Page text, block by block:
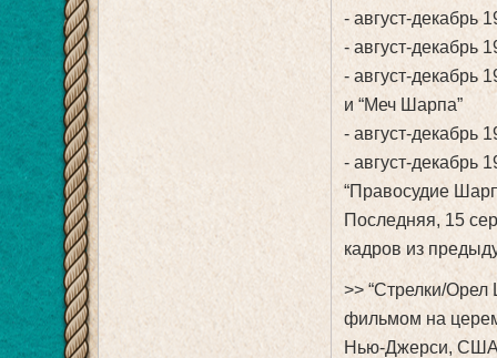
- август-декабрь
- август-декабрь
- август-декабрь
и “Меч Шарпа”
- август-декабрь
- август-декабрь
“Правосудие
Последняя, 15
кадров из
>> “Стрелки/
фильмом на
Нью-Джерси, США.